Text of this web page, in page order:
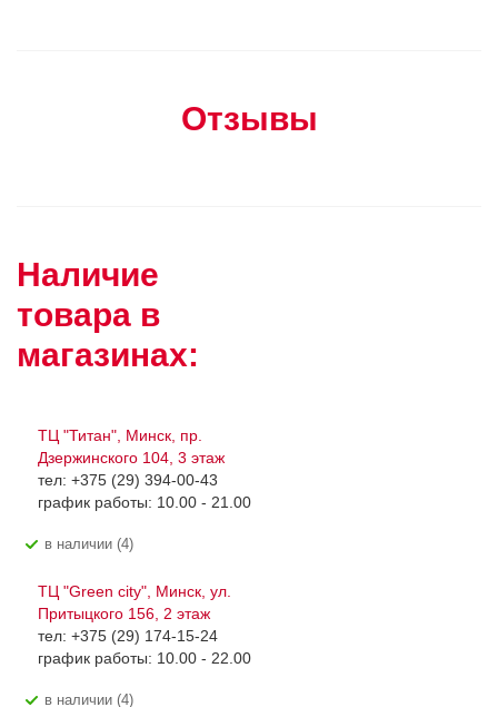
Отзывы
Наличие
товара в
магазинах:
ТЦ "Титан", Минск, пр.
Дзержинского 104, 3 этаж
тел: +375 (29) 394-00-43
график работы: 10.00 - 21.00
В наличии (4)
ТЦ "Green city", Минск, ул.
Притыцкого 156, 2 этаж
тел: +375 (29) 174-15-24
график работы: 10.00 - 22.00
В наличии (4)